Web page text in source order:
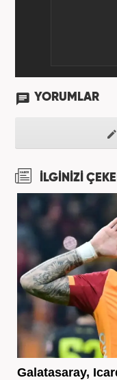
YORUMLAR
İLGİNİZİ
Galatasaray,